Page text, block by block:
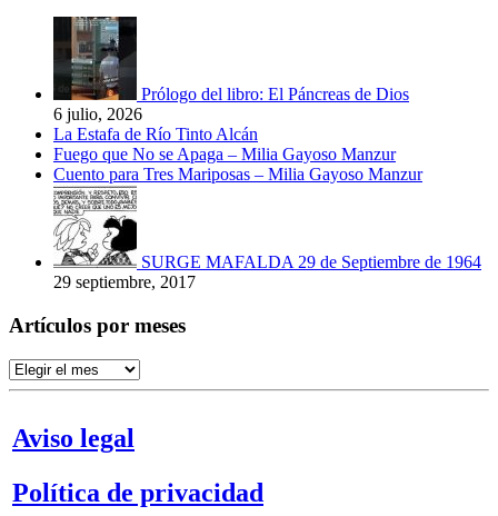
Prólogo del libro: El Páncreas de Dios
6 julio, 2026
La Estafa de Río Tinto Alcán
Fuego que No se Apaga – Milia Gayoso Manzur
Cuento para Tres Mariposas – Milia Gayoso Manzur
SURGE MAFALDA 29 de Septiembre de 1964
29 septiembre, 2017
Artículos por meses
Artículos
por
Aviso legal
Política de privacidad